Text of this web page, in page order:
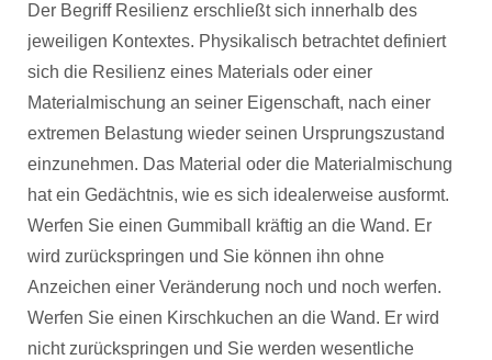
Der Begriff Resilienz erschließt sich innerhalb des
jeweiligen Kontextes. Physikalisch betrachtet definiert
sich die Resilienz eines Materials oder einer
Materialmischung an seiner Eigenschaft, nach einer
extremen Belastung wieder seinen Ursprungszustand
einzunehmen. Das Material oder die Materialmischung
hat ein Gedächtnis, wie es sich idealerweise ausformt.
Werfen Sie einen Gummiball kräftig an die Wand. Er
wird zurückspringen und Sie können ihn ohne
Anzeichen einer Veränderung noch und noch werfen.
Werfen Sie einen Kirschkuchen an die Wand. Er wird
nicht zurückspringen und Sie werden wesentliche